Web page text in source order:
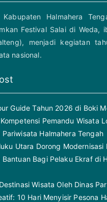
Kabupaten Halmahera
Festival Salai di Weda,
menjadi kegiatan
nasional.
Guide Tahun 2026 di Boki
Pemandu Wisata
Halmahera Tengah
Utara Dorong Modernisasi
Bantuan Bagi Pelaku Ekraf di
Wisata Oleh Dinas
10 Hari Menyisir Pesona